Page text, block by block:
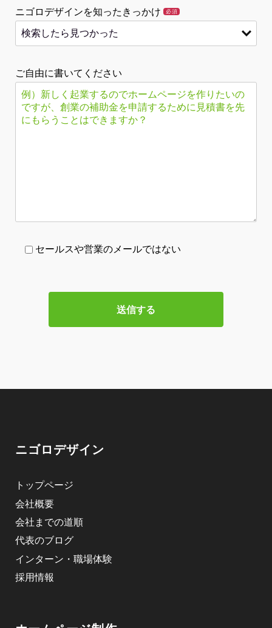
ニゴロデザインを知ったきっかけ 必須
ご自由に書いてください
セールスや営業のメールではない
ニゴロデザイン
トップページ
会社概要
会社までの道順
代表のブログ
インターン・職場体験
採用情報